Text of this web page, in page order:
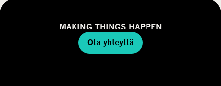
MAKING THINGS HAPPEN
Ota yhteyttä